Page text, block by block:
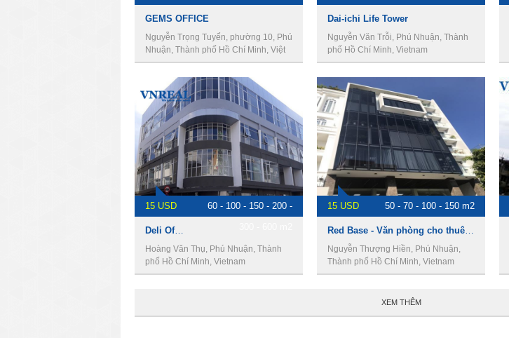
GEMS OFFICE
Nguyễn Trọng Tuyển, phường 10, Phú
Nhuận, Thành phố Hồ Chí Minh, Việt
Nam
Dai-ichi Life Tower
Nguyễn Văn Trỗi, Phú Nhuận, Thành
phố Hồ Chí Minh, Vietnam
15 USD
60 - 100 - 150 - 200 -
Deli Office - Văn phòng cho thuê quận phú nhuận
Hoàng Văn Thụ, Phú Nhuận, Thành
phố Hồ Chí Minh, Vietnam
15 USD 50 - 70 - 100 - 150 m2
Nguyễn Thượng Hiền, Phú Nhuận,
Thành phố Hồ Chí Minh, Vietnam
XEM THÊM